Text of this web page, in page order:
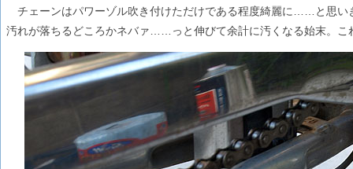
チェーンはパワーゾル吹き付けただけである程度綺麗に……と思い
汚れが落ちるどころかネバァ……っと伸びて余計に汚くなる始末。こ